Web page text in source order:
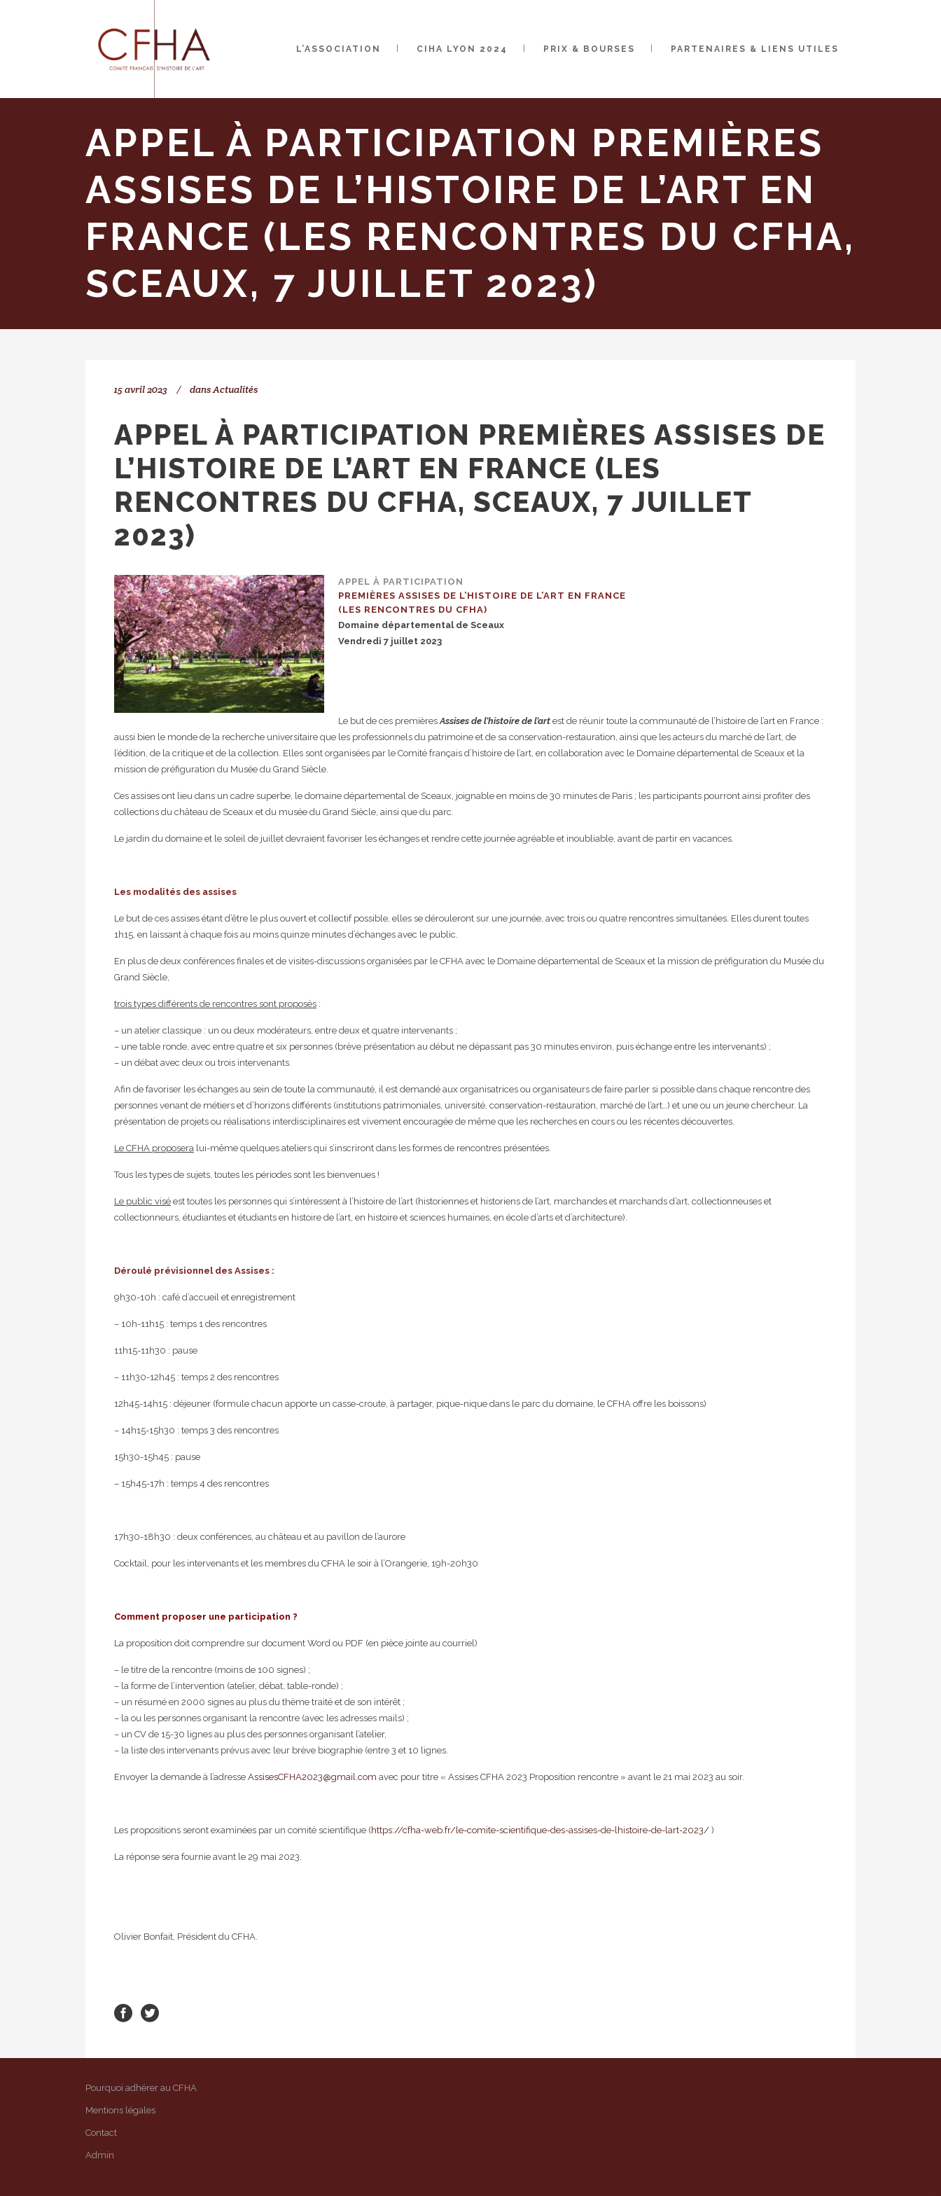
L’ASSOCIATION CIHA LYON 2024 PRIX & BOURSES PARTENAIRES & LIENS UTILES
APPEL À PARTICIPATION PREMIÈRES
ASSISES DE L’HISTOIRE DE L’ART EN
FRANCE (LES RENCONTRES DU CFHA,
SCEAUX, 7 JUILLET 2023)
15 avril 2023 dansActualités
APPEL À PARTICIPATION PREMIÈRES ASSISES DE
L’HISTOIRE DE L’ART EN FRANCE (LES
RENCONTRES DU CFHA, SCEAUX, 7 JUILLET
2023)
APPEL À PARTICIPATION
PREMIÈRES ASSISES DE L’HISTOIRE DE L’ART EN FRANCE
(LES RENCONTRES DU CFHA)
Domaine départemental de Sceaux
Vendredi 7 juillet 2023
Le but de ces premièresAssises de l’histoire de l’art est de réunir toute la communauté de l’histoire de l’art en France :
aussi bien le monde de la recherche universitaire que les professionnels du patrimoine et de sa conservation-restauration, ainsi que les acteurs du marché de l’art, de
l’édition, de la critique et de la collection. Elles sont organisées par le Comité français d’histoire de l’art, en collaboration avec le Domaine départemental de Sceaux et la
mission de préfiguration du Musée du Grand Siècle.
Ces assises ont lieu dans un cadre superbe, le domaine départemental de Sceaux, joignable en moins de 30 minutes de Paris ; les participants pourront ainsi profiter des
collections du château de Sceaux et du musée du Grand Siècle, ainsi que du parc.
Le jardin du domaine et le soleil de juillet devraient favoriser les échanges et rendre cette journée agréable et inoubliable, avant de partir en vacances.
Les modalités des assises
Le but de ces assises étant d’être le plus ouvert et collectif possible, elles se dérouleront sur une journée, avec trois ou quatre rencontres simultanées. Elles durent toutes
1h15, en laissant à chaque fois au moins quinze minutes d’échanges avec le public.
En plus de deux conférences finales et de visites-discussions organisées par le CFHA avec le Domaine départemental de Sceaux et la mission de préfiguration du Musée du
Grand Siècle,
trois types différents de rencontres sont proposés :
– un atelier classique : un ou deux modérateurs, entre deux et quatre intervenants ;
– une table ronde, avec entre quatre et six personnes (brève présentation au début ne dépassant pas 30 minutes environ, puis échange entre les intervenants) ;
– un débat avec deux ou trois intervenants.
Afin de favoriser les échanges au sein de toute la communauté, il est demandé aux organisatrices ou organisateurs de faire parler si possible dans chaque rencontre des
personnes venant de métiers et d’horizons différents (institutions patrimoniales, université, conservation-restauration, marché de l’art…) et une ou un jeune chercheur. La
présentation de projets ou réalisations interdisciplinaires est vivement encouragée de même que les recherches en cours ou les récentes découvertes.
Le CFHA proposera lui-même quelques ateliers qui s’inscriront dans les formes de rencontres présentées.
Tous les types de sujets, toutes les périodes sont les bienvenues !
Le public visé est toutes les personnes qui s’intéressent à l’histoire de l’art (historiennes et historiens de l’art, marchandes et marchands d’art, collectionneuses et
collectionneurs, étudiantes et étudiants en histoire de l’art, en histoire et sciences humaines, en école d’arts et d’architecture).
Déroulé prévisionnel des Assises :
9h30-10h : café d’accueil et enregistrement
– 10h-11h15 : temps 1 des rencontres
11h15-11h30 : pause
– 11h30-12h45 : temps 2 des rencontres
12h45-14h15 : déjeuner (formule chacun apporte un casse-croute, à partager, pique-nique dans le parc du domaine, le CFHA offre les boissons)
– 14h15-15h30 : temps 3 des rencontres
15h30-15h45 : pause
– 15h45-17h : temps 4 des rencontres
17h30-18h30 : deux conférences, au château et au pavillon de l’aurore
Cocktail, pour les intervenants et les membres du CFHA le soir à l’Orangerie, 19h-20h30
Comment proposer une participation ?
La proposition doit comprendre sur document Word ou PDF (en pièce jointe au courriel)
– le titre de la rencontre (moins de 100 signes) ;
– la forme de l’intervention (atelier, débat, table-ronde) ;
– un résumé en 2000 signes au plus du thème traité et de son intérêt ;
– la ou les personnes organisant la rencontre (avec les adresses mails) ;
– un CV de 15-30 lignes au plus des personnes organisant l’atelier,
– la liste des intervenants prévus avec leur brève biographie (entre 3 et 10 lignes.
Envoyer la demande à l’adresse AssisesCFHA2023@gmail.com avec pour titre « Assises CFHA 2023 Proposition rencontre » avant le 21 mai 2023 au soir.
Les propositions seront examinées par un comité scientifique (https://cfha-web.fr/le-comite-scientifique-des-assises-de-lhistoire-de-lart-2023/ )
La réponse sera fournie avant le 29 mai 2023.
Olivier Bonfait, Président du CFHA.
Pourquoi adhérer au CFHA
Mentions légales
Contact
Admin